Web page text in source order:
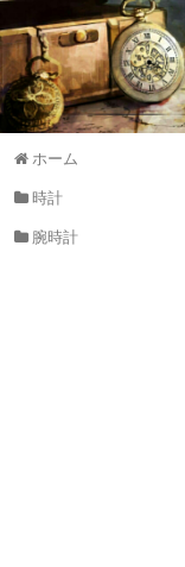
ホーム
時計
腕時計